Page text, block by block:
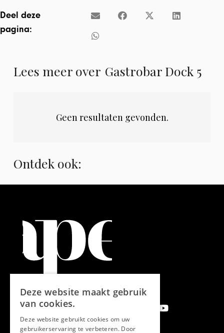
Deel deze
pagina:
Lees meer over Gastrobar Dock 5
Geen resultaten gevonden.
Ontdek ook:
Deze website maakt gebruik
van cookies.
Deze website gebruikt cookies om uw
gebruikerservaring te verbeteren. Door